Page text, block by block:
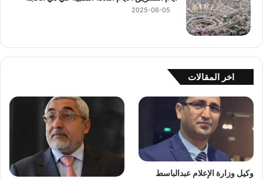
2025-06-05
اخر المقالات
وكيل وزارة الإعلام عبدالباسط